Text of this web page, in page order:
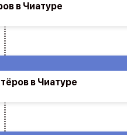
в Чиатуре
в Чиатуре